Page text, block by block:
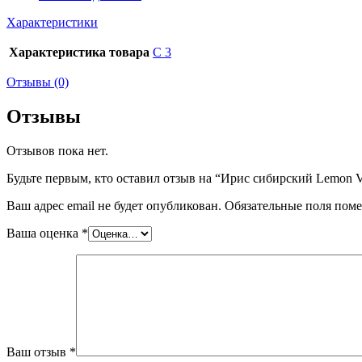
Характеристики
Характеристика товара С 3
Отзывы (0)
Отзывы
Отзывов пока нет.
Будьте первым, кто оставил отзыв на “Ирис сибирский Lemon
Ваш адрес email не будет опубликован. Обязательные поля
Ваша оценка *
Ваш отзыв *